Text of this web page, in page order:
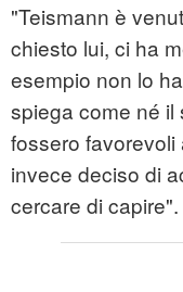
"Teismann è
chiesto lui, ci ha
esempio non lo
spiega come né il
fossero
invece deciso di
cercare di capire".